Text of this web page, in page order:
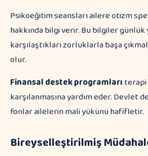
Psikoeğitim seansları ailere otizm
hakkında bilgi verir. Bu bilgiler günlük
karşılaştıkları zorluklarla başa
olur.
Finansal destek programlarıterapi
karşılanmasına yardım eder. Devlet
fonlar ailelerin mali yükünü hafifletir.
Bireyselleştirilmiş